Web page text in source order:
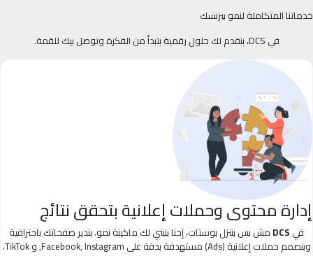
خدماتنا المتكاملة لنمو بيزنسك
في DCS، بنقدم لك حلول رقمية بتبدأ من الفكرة وتوصل بيك للقمة.
إدارة محتوى وحملات إعلانية بتحقق نتائج
في DCS مش بس بننزل بوستات، إحنا بنبني لك ماكينة نمو. بندير صفحاتك باحترافية
وبنصمم حملات إعلانية (Ads) مستهدفة بدقة على Facebook, Instagram, و TikTok،